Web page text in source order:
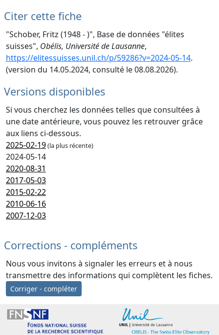
Citer cette fiche
"Schober, Fritz (1948 - )", Base de données "élites
suisses", Obélis, Université de Lausanne,
https://elitessuisses.unil.ch/p/59286?v=2024-05-14.
(version du 14.05.2024, consulté le 08.08.2026).
Versions disponibles
Si vous cherchez les données telles que consultées à
une date antérieure, vous pouvez les retrouver grâce
aux liens ci-dessous.
2025-02-19(la plus récente)
2024-05-14
2020-08-31
2017-05-03
2015-02-22
2010-06-16
2007-12-03
Corrections - compléments
Nous vous invitons à signaler les erreurs et à nous
transmettre des informations qui complètent les fiches.
Corriger - compléter